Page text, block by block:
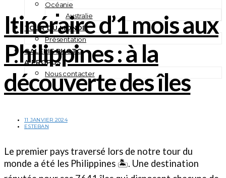
Océanie
Australie
TOUR DU MONDE
Présentation
GALERIE PHOTO
A PROPOS
Nous contacter
Itinéraire d’1 mois aux
Philippines : à la
découverte des îles
11 JANVIER 2024
ESTEBAN
Le premier pays traversé lors de notre tour du
monde a été les Philippines 🏝️. Une destination